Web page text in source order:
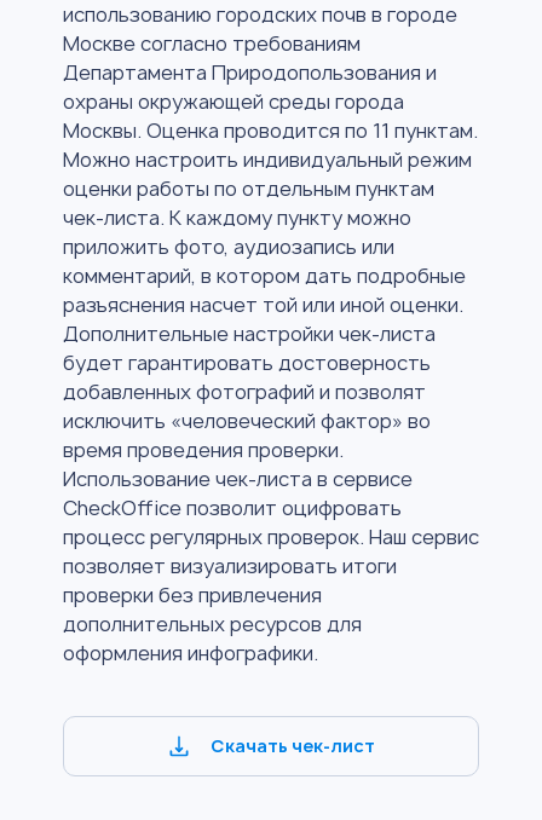
использованию городских почв в городе
Москве согласно требованиям
Департамента Природопользования и
охраны окружающей среды города
Москвы. Оценка проводится по 11 пунктам.
Можно настроить индивидуальный режим
оценки работы по отдельным пунктам
чек-листа. К каждому пункту можно
приложить фото, аудиозапись или
комментарий, в котором дать подробные
разъяснения насчет той или иной оценки.
Дополнительные настройки чек-листа
будет гарантировать достоверность
добавленных фотографий и позволят
исключить «человеческий фактор» во
время проведения проверки.
Использование чек-листа в сервисе
CheckOffice позволит оцифровать
процесс регулярных проверок. Наш сервис
позволяет визуализировать итоги
проверки без привлечения
дополнительных ресурсов для
оформления инфографики.
Скачать чек-лист